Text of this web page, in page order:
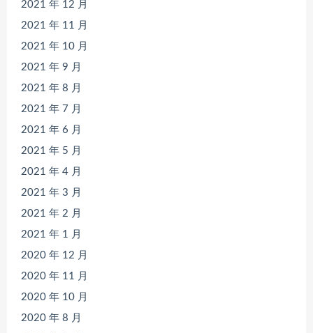
2021 年 12 月
2021 年 11 月
2021 年 10 月
2021 年 9 月
2021 年 8 月
2021 年 7 月
2021 年 6 月
2021 年 5 月
2021 年 4 月
2021 年 3 月
2021 年 2 月
2021 年 1 月
2020 年 12 月
2020 年 11 月
2020 年 10 月
2020 年 8 月